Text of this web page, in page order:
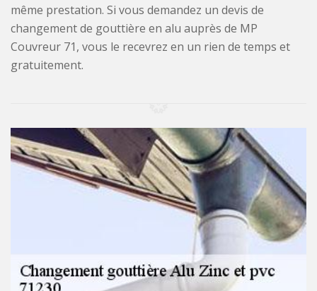
même prestation. Si vous demandez un devis de
changement de gouttière en alu auprès de MP
Couvreur 71, vous le recevrez en un rien de temps et
gratuitement.